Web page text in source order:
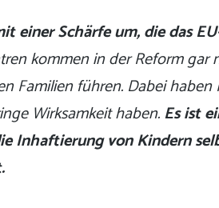
einer Schärfe um, die das
kommen in der Reform gar
Familien führen. Dabei
Wirksamkeit haben.Es ist
Inhaftierung von Kindern